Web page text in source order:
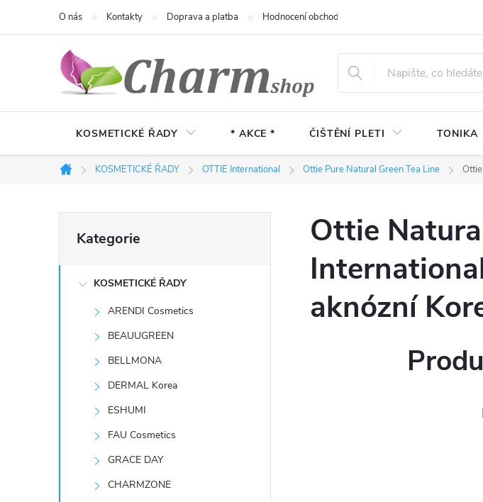
O nás Kontakty Doprava a platba Hodnocení obchodu
KOSMETICKÉ ŘADY * AKCE * ČIŠTĚNÍ PLETI TONIKA
Domů
KOSMETICKÉ ŘADY OTTIE International Ottie Pure Natural Green Tea Line
o
kategorie
Kategorie
KOSMETICKÉ ŘADY
ARENDI Cosmetics
BEAUUGREEN
BELLMONA
DERMAL Korea
ESHUMI
FAU Cosmetics
GRACE DAY
CHARMZONE
Ottie
aknózní